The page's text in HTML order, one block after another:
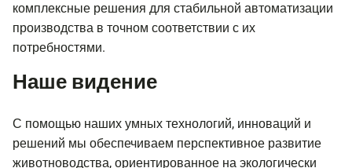
комплексные решения для стабильной автоматизации
производства в точном соответствии с их
потребностями.
Наше видение
С помощью наших умных технологий, инноваций и
решений мы обеспечиваем перспективное развитие
животноводства, ориентированное на экологически